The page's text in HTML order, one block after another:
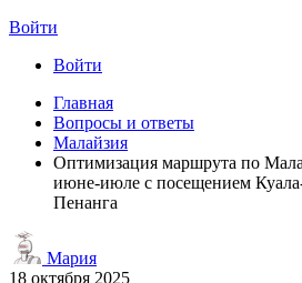
Войти
Войти
Главная
Вопросы и ответы
Малайзия
Оптимизация маршрута по
июне-июле с посещением
Пенанга
Мария
18 октября 2025